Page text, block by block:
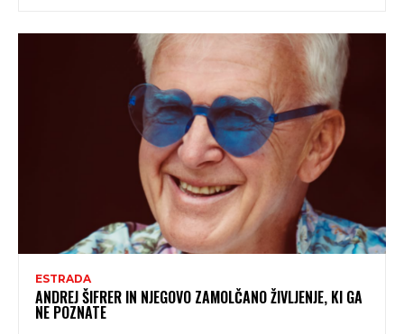
ESTRADA
ANDREJ ŠIFRER IN NJEGOVO ZAMOLČANO ŽIVLJENJE, KI GA
NE POZNATE